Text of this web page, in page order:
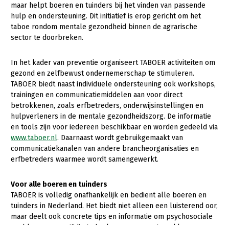
Bodem en water
Platteland en omgeving
Internationaal
Sectoren
Dier
Biologische Landbouw
Geitenhouderij
Kalverhouderij
Konijnenhouderij
Melkveehouderij
Paardenhouderij
Plant
Akkerbouw
Biologische Landbouw
Bollenteelt
Bomen, vaste planten en zomerbloemen
Fruitteelt
Multifunctionele landbouw
Multifunctioneel
Vrouw en Bedrijf
Nieuws
Nieuwsabonnement
maar helpt boeren en tuinders bij het vinden van passende
hulp en ondersteuning. Dit initiatief is erop gericht om het
taboe rondom mentale gezondheid binnen de agrarische
sector te doorbreken.
In het kader van preventie organiseert TABOER activiteiten om
gezond en zelfbewust ondernemerschap te stimuleren.
TABOER biedt naast individuele ondersteuning ook workshops,
trainingen en communicatiemiddelen aan voor direct
betrokkenen, zoals erfbetreders, onderwijsinstellingen en
hulpverleners in de mentale gezondheidszorg. De informatie
en tools zijn voor iedereen beschikbaar en worden gedeeld via
www.taboer.nl. Daarnaast wordt gebruikgemaakt van
communicatiekanalen van andere brancheorganisaties en
erfbetreders waarmee wordt samengewerkt.
Voor alle boeren en tuinders
TABOER is volledig onafhankelijk en bedient alle boeren en
tuinders in Nederland. Het biedt niet alleen een luisterend oor,
maar deelt ook concrete tips en informatie om psychosociale